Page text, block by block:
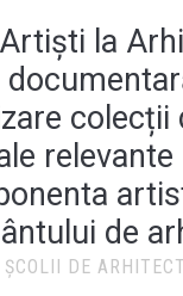
la
colecții
de
DE